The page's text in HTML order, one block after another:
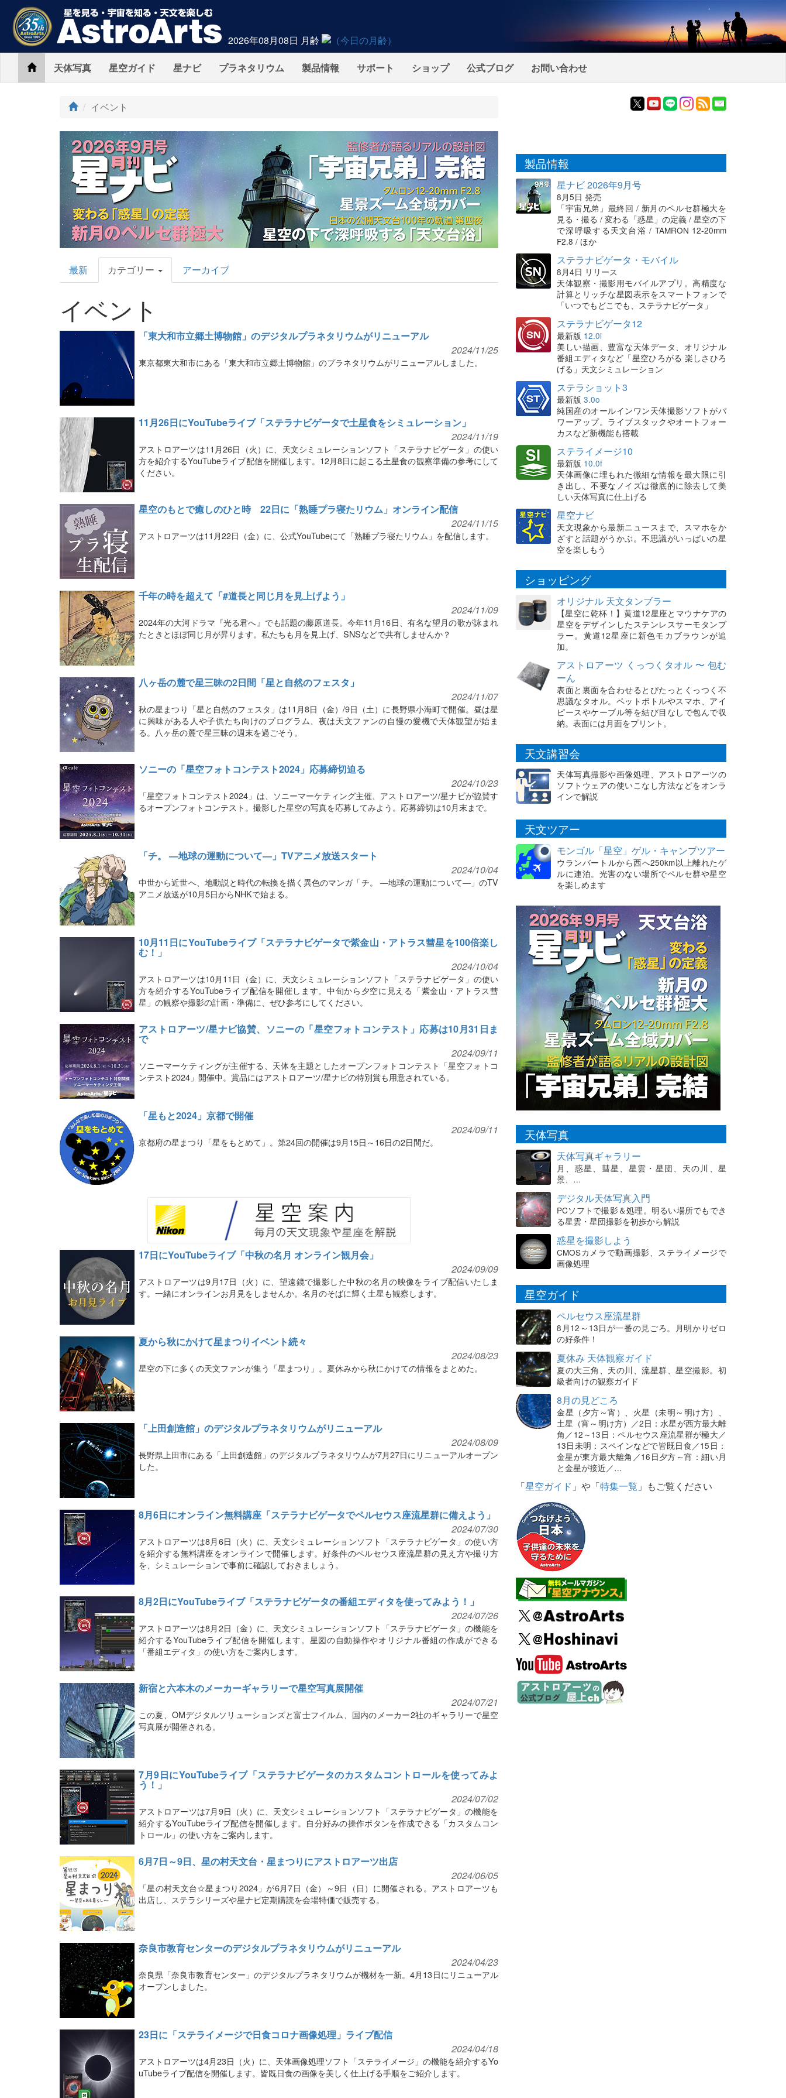
2026年08月08日 月齢
Home天体写真 星空ガイド 星ナビ プラネタリウム 製品情報 サポート ショップ 公式ブログ お問い合わせ
イベント
AstroArts
Topics
最新 カテゴリー アーカイブ
イベント
「東大和市立郷土博物館」のデジタルプラネタリウムがリニューアル
2024/11/25
東京都東大和市にある「東大和市立郷土博物館」のプラネタリウムがリニューアルしました。
11月26日にYouTubeライブ「ステラナビゲータで土星食をシミュレーション」
2024/11/19
アストロアーツは11月26日（火）に、天文シミュレーションソフト「ステラナビゲータ」の使い
方を紹介するYouTubeライブ配信を開催します。12月8日に起こる土星食の観察準備の参考にして
ください。
星空のもとで癒しのひと時 22日に「熟睡プラ寝たリウム」オンライン配信
2024/11/15
アストロアーツは11月22日（金）に、公式YouTubeにて「熟睡プラ寝たリウム」を配信します。
千年の時を超えて「#道長と同じ月を見上げよう」
2024/11/09
2024年の大河ドラマ『光る君へ』でも話題の藤原道長。今年11月16日、有名な望月の歌が詠まれ
たときとほぼ同じ月が昇ります。私たちも月を見上げ、SNSなどで共有しませんか？
八ヶ岳の麓で星三昧の2日間「星と自然のフェスタ」
2024/11/07
秋の星まつり「星と自然のフェスタ」は11月8日（金）/9日（土）に長野県小海町で開催。昼は星
に興味がある人や子供たち向けのプログラム、夜は天文ファンの自慢の愛機で天体観望が始ま
る。八ヶ岳の麓で星三昧の週末を過ごそう。
ソニーの「星空フォトコンテスト2024」応募締切迫る
2024/10/23
「星空フォトコンテスト2024」は、ソニーマーケティング主催、アストロアーツ/星ナビが協賛す
るオープンフォトコンテスト。撮影した星空の写真を応募してみよう。応募締切は10月末まで。
「チ。 ―地球の運動について―」TVアニメ放送スタート
2024/10/04
中世から近世へ、地動説と時代の転換を描く異色のマンガ「チ。 ―地球の運動について―」のTV
アニメ放送が10月5日からNHKで始まる。
10月11日にYouTubeライブ「ステラナビゲータで紫金山・アトラス彗星を100倍楽し
む！」
2024/10/04
アストロアーツは10月11日（金）に、天文シミュレーションソフト「ステラナビゲータ」の使い
方を紹介するYouTubeライブ配信を開催します。中旬から夕空に見える「紫金山・アトラス彗
星」の観察や撮影の計画・準備に、ぜひ参考にしてください。
アストロアーツ/星ナビ協賛、ソニーの「星空フォトコンテスト」応募は10月31日ま
で
2024/09/11
ソニーマーケティングが主催する、天体を主題としたオープンフォトコンテスト「星空フォトコ
ンテスト2024」開催中。賞品にはアストロアーツ/星ナビの特別賞も用意されている。
「星もと2024」京都で開催
2024/09/11
京都府の星まつり「星をもとめて」。第24回の開催は9月15日～16日の2日間だ。
17日にYouTubeライブ「中秋の名月 オンライン観月会」
2024/09/09
アストロアーツは9月17日（火）に、望遠鏡で撮影した中秋の名月の映像をライブ配信いたしま
す。一緒にオンラインお月見をしませんか。名月のそばに輝く土星も観察します。
夏から秋にかけて星まつりイベント続々
2024/08/23
星空の下に多くの天文ファンが集う「星まつり」。夏休みから秋にかけての情報をまとめた。
「上田創造館」のデジタルプラネタリウムがリニューアル
2024/08/09
長野県上田市にある「上田創造館」のデジタルプラネタリウムが7月27日にリニューアルオープン
した。
8月6日にオンライン無料講座「ステラナビゲータでペルセウス座流星群に備えよう」
2024/07/30
アストロアーツは8月6日（火）に、天文シミュレーションソフト「ステラナビゲータ」の使い方
を紹介する無料講座をオンラインで開催します。好条件のペルセウス座流星群の見え方や撮り方
を、シミュレーションで事前に確認しておきましょう。
8月2日にYouTubeライブ「ステラナビゲータの番組エディタを使ってみよう！」
2024/07/26
アストロアーツは8月2日（金）に、天文シミュレーションソフト「ステラナビゲータ」の機能を
紹介するYouTubeライブ配信を開催します。星図の自動操作やオリジナル番組の作成ができる
「番組エディタ」の使い方をご案内します。
新宿と六本木のメーカーギャラリーで星空写真展開催
2024/07/21
この夏、OMデジタルソリューションズと富士フイルム、国内のメーカー2社のギャラリーで星空
写真展が開催される。
7月9日にYouTubeライブ「ステラナビゲータのカスタムコントロールを使ってみよ
う！」
2024/07/02
アストロアーツは7月9日（火）に、天文シミュレーションソフト「ステラナビゲータ」の機能を
紹介するYouTubeライブ配信を開催します。自分好みの操作ボタンを作成できる「カスタムコン
トロール」の使い方をご案内します。
6月7日～9日、星の村天文台・星まつりにアストロアーツ出店
2024/06/05
「星の村天文台☆星まつり2024」が6月7日（金）～9日（日）に開催される。アストロアーツも
出店し、ステラシリーズや星ナビ定期購読を会場特価で販売する。
奈良市教育センターのデジタルプラネタリウムがリニューアル
2024/04/23
奈良県「奈良市教育センター」のデジタルプラネタリウムが機材を一新。4月13日にリニューアル
オープンしました。
23日に「ステライメージで日食コロナ画像処理」ライブ配信
2024/04/18
アストロアーツは4月23日（火）に、天体画像処理ソフト「ステライメージ」の機能を紹介するYo
uTubeライブ配信を開催します。皆既日食の画像を美しく仕上げる手順をご紹介します。
製品情報
星ナビ 2026年9月号
8月5日 発売
「宇宙兄弟」最終回 / 新月のペルセ群極大を
見る・撮る / 変わる「惑星」の定義 / 星空の下
で深呼吸する天文台浴 / TAMRON 12-20mm
F2.8 / ほか
ステラナビゲータ・モバイル
8月4日 リリース
天体観察・撮影用モバイルアプリ。高精度な
計算とリッチな星図表示をスマートフォンで
「いつでもどこでも、ステラナビゲータ」
ステラナビゲータ12
最新版 12.0i
美しい描画、豊富な天体データ、オリジナル
番組エディタなど「星空ひろがる 楽しさひろ
げる」天文シミュレーション
ステラショット3
最新版 3.0o
純国産のオールインワン天体撮影ソフトがパ
ワーアップ。ライブスタックやオートフォー
カスなど新機能も搭載
ステライメージ10
最新版 10.0f
天体画像に埋もれた微細な情報を最大限に引
き出し、不要なノイズは徹底的に除去して美
しい天体写真に仕上げる
星空ナビ
天文現象から最新ニュースまで、スマホをか
ざすと話題がうかぶ。不思議がいっぱいの星
空を楽しもう
ショッピング
オリジナル 天文タンブラー
【星空に乾杯！】黄道12星座とマウナケアの
星空をデザインしたステンレスサーモタンブ
ラー。黄道12星座に新色モカブラウンが追
加。
アストロアーツ くっつくタオル 〜 包む
ーん
表面と裏面を合わせるとぴたっとくっつく不
思議なタオル。ペットボトルやスマホ、アイ
ピースやケーブル等を結び目なしで包んで収
納。表面には月面をプリント。
天文講習会
天体写真撮影や画像処理、アストロアーツの
ソフトウェアの使いこなし方法などをオンラ
インで解説
天文ツアー
モンゴル「星空」ゲル・キャンプツアー
ウランバートルから西へ250km以上離れたゲ
ルに連泊。光害のない場所でペルセ群や星空
を楽しめます
天体写真
天体写真ギャラリー
月、惑星、彗星、星雲・星団、天の川、星
景、…
デジタル天体写真入門
PCソフトで撮影＆処理。明るい場所でもでき
る星雲・星団撮影を初歩から解説
惑星を撮影しよう
CMOSカメラで動画撮影、ステライメージで
画像処理
星空ガイド
ペルセウス座流星群
8月12～13日が一番の見ごろ。月明かりゼロ
の好条件！
夏休み 天体観察ガイド
夏の大三角、天の川、流星群、星空撮影。初
級者向けの観察ガイド
8月の見どころ
金星（夕方～宵）、火星（未明～明け方）、
土星（宵～明け方）／2日：水星が西方最大離
角／12～13日：ペルセウス座流星群が極大／
13日未明：スペインなどで皆既日食／15日：
金星が東方最大離角／16日夕方～宵：細い月
と金星が接近／…
「星空ガイド 」や「特集一覧 」もご覧ください